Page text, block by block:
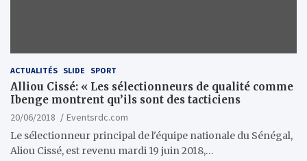
ACTUALITÉS SLIDE SPORT
Alliou Cissé: « Les sélectionneurs de qualité comme
Ibenge montrent qu’ils sont des tacticiens
20/06/2018
Eventsrdc.com
Le sélectionneur principal de l'équipe nationale du Sénégal,
Aliou Cissé, est revenu mardi 19 juin 2018,…